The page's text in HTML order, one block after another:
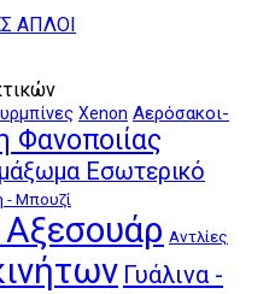
ΑΠΛΟΙ
Xenon Αερόσακοι-
Φανοποιίας
Εσωτερικό
Μπουζί
Αξεσουάρ Αντλίες
Γυάλινα -